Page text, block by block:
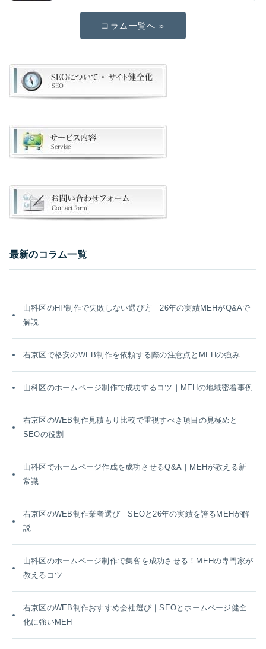
コラム一覧へ »
最新のコラム一覧
山科区のHP制作で失敗しない選び方｜26年の実績MEHがQ&Aで
解説
右京区で格安のWEB制作を依頼する際の注意点とMEHの強み
山科区のホームページ制作で成功するコツ｜MEHの地域密着事例
右京区のWEB制作見積もり比較で重視すべき項目の見極めと
SEOの役割
山科区でホームページ作成を成功させるQ&A｜MEHが教える新
常識
右京区のWEB制作業者選び｜SEOと26年の実績を誇るMEHが解
説
山科区のホームページ制作で集客を成功させる！MEHの専門家が
教えるコツ
右京区のWEB制作おすすめ会社選び｜SEOとホームページ健全
化に強いMEH